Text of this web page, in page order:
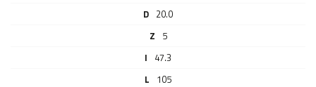
D 20.0
Z 5
I 47.3
L 105